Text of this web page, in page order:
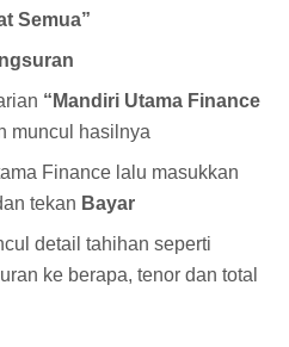
Semua”
“Mandiri Utama Finance
muncul hasilnya
Finance lalu masukkan
tekan Bayar
detail tahihan seperti
ke berapa, tenor dan total